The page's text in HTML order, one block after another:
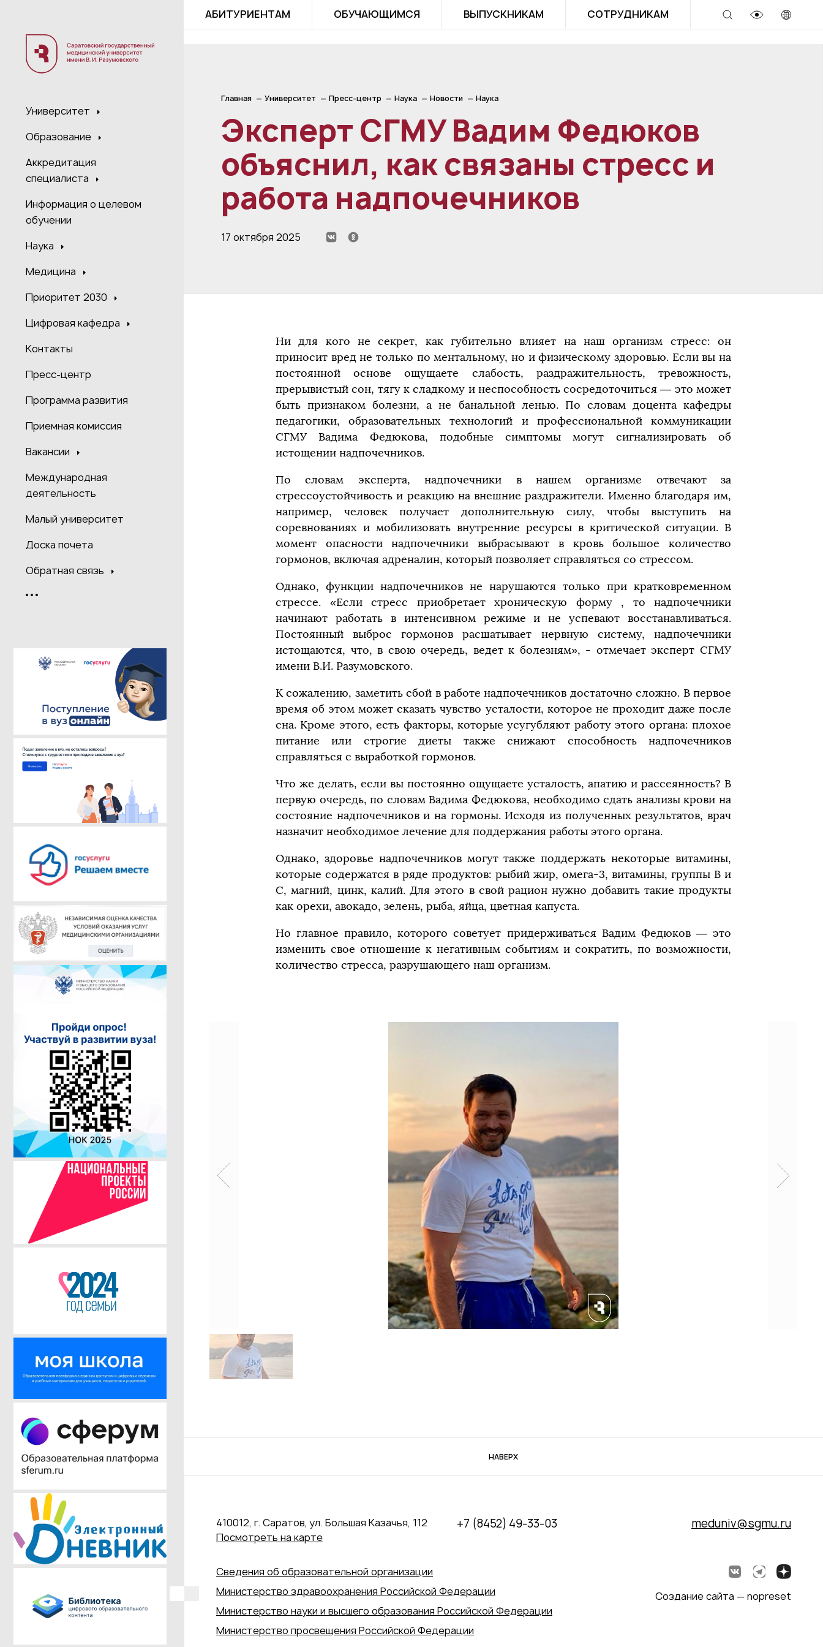
Университет
Образование
Аккредитация
специалиста
Информация о целевом
обучении
Наука
Медицина
Приоритет 2030
Цифровая кафедра
Контакты
Пресс-центр
Программа развития
Приемная комиссия
Вакансии
Международная
деятельность
Малый университет
Доска почета
Обратная связь
АБИТУРИЕНТАМ ОБУЧАЮЩИМСЯ ВЫПУСКНИКАМ СОТРУДНИКАМ
Главная Университет Пресс-центр Наука Новости Наука
Эксперт СГМУ Вадим Федюков
объяснил, как связаны стресс и
работа надпочечников
17 октября 2025
Ни для кого не секрет, как губительно влияет на наш организм стресс: он
приносит вред не только по ментальному, но и физическому здоровью. Если вы на
постоянной основе ощущаете слабость, раздражительность, тревожность,
прерывистый сон, тягу к сладкому и неспособность сосредоточиться — это может
быть признаком болезни, а не банальной ленью. По словам доцента кафедры
педагогики, образовательных технологий и профессиональной коммуникации
СГМУ Вадима Федюкова, подобные симптомы могут сигнализировать об
истощении надпочечников.
По словам эксперта, надпочечники в нашем организме отвечают за
стрессоустойчивость и реакцию на внешние раздражители. Именно благодаря им,
например, человек получает дополнительную силу, чтобы выступить на
соревнованиях и мобилизовать внутренние ресурсы в критической ситуации. В
момент опасности надпочечники выбрасывают в кровь большое количество
гормонов, включая адреналин, который позволяет справляться со стрессом.
Однако, функции надпочечников не нарушаются только при кратковременном
стрессе. «Если стресс приобретает хроническую форму , то надпочечники
начинают работать в интенсивном режиме и не успевают восстанавливаться.
Постоянный выброс гормонов расшатывает нервную систему, надпочечники
истощаются, что, в свою очередь, ведет к болезням», - отмечает эксперт СГМУ
имени В.И. Разумовского.
К сожалению, заметить сбой в работе надпочечников достаточно сложно. В первое
время об этом может сказать чувство усталости, которое не проходит даже после
сна. Кроме этого, есть факторы, которые усугубляют работу этого органа: плохое
питание или строгие диеты также снижают способность надпочечников
справляться с выработкой гормонов.
Что же делать, если вы постоянно ощущаете усталость, апатию и рассеянность? В
первую очередь, по словам Вадима Федюкова, необходимо сдать анализы крови на
состояние надпочечников и на гормоны. Исходя из полученных результатов, врач
назначит необходимое лечение для поддержания работы этого органа.
Однако, здоровье надпочечников могут также поддержать некоторые витамины,
которые содержатся в ряде продуктов: рыбий жир, омега-3, витамины, группы В и
С, магний, цинк, калий. Для этого в свой рацион нужно добавить такие продукты
как орехи, авокадо, зелень, рыба, яйца, цветная капуста.
Но главное правило, которого советует придерживаться Вадим Федюков — это
изменить свое отношение к негативным событиям и сократить, по возможности,
количество стресса, разрушающего наш организм.
НАВЕРХ
410012, г. Саратов, ул. Большая Казачья, 112
Посмотреть на карте
+7 (8452) 49-33-03 meduniv@sgmu.ru
Сведения об образовательной организации
Министерство здравоохранения Российской Федерации
Министерство науки и высшего образования Российской Федерации
Министерство просвещения Российской Федерации
Создание сайта — nopreset